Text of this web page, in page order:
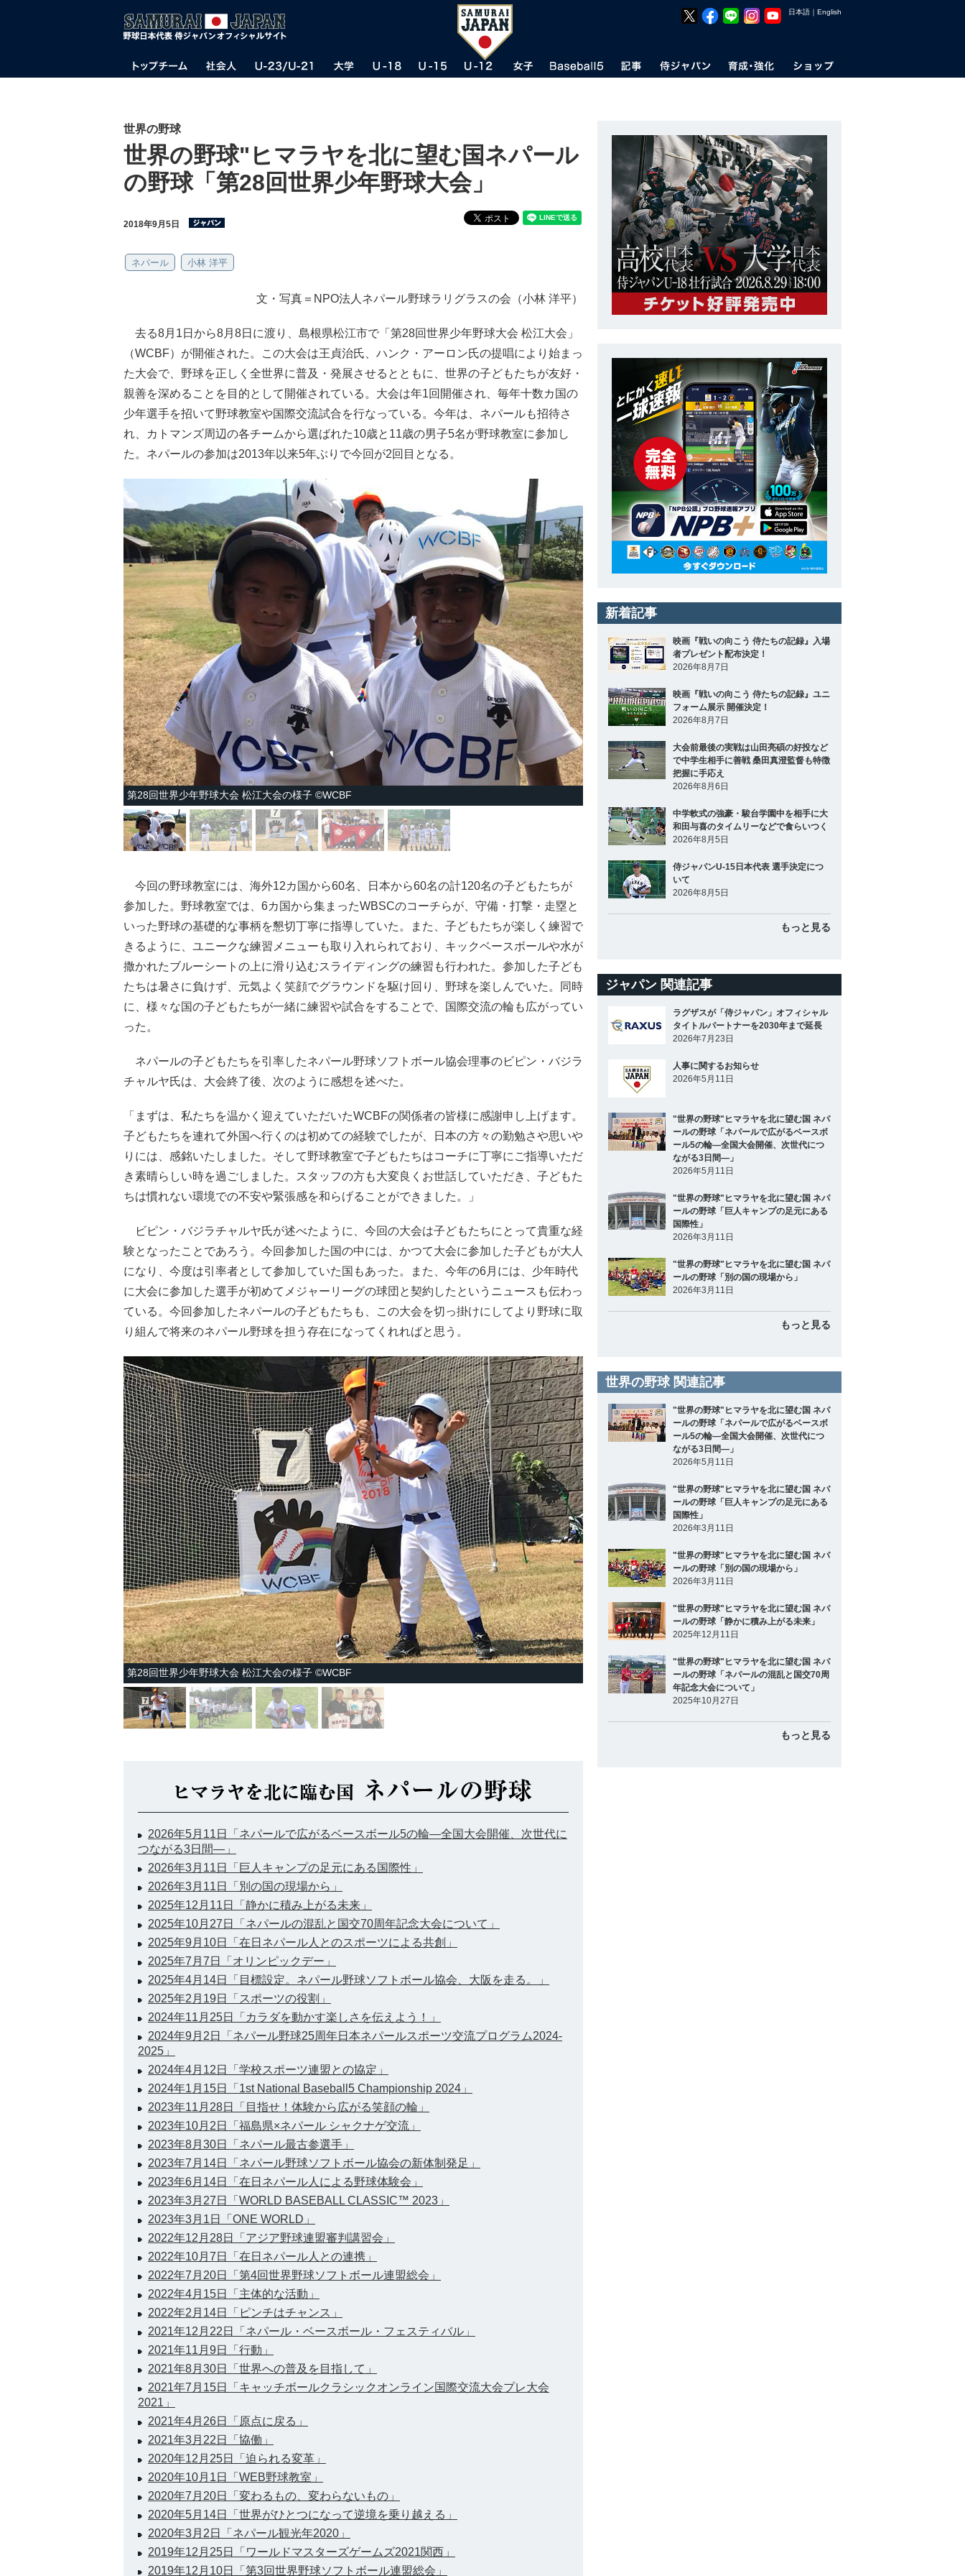
日本語 ｜ English
世界の野球
世界の野球"ヒマラヤを北に望む国ネパール
の野球「第28回世界少年野球大会」
2018年9月5日
ネパール 小林 洋平
文・写真＝NPO法人ネパール野球ラリグラスの会（小林 洋平）
去る8月1日から8月8日に渡り、島根県松江市で「第28回世界少年野球大会 松江大会」
（WCBF）が開催された。この大会は王貞治氏、ハンク・アーロン氏の提唱により始まっ
た大会で、野球を正しく全世界に普及・発展させるとともに、世界の子どもたちが友好・
親善を深めることを目的として開催されている。大会は年1回開催され、毎年十数カ国の
少年選手を招いて野球教室や国際交流試合を行なっている。今年は、ネパールも招待さ
れ、カトマンズ周辺の各チームから選ばれた10歳と11歳の男子5名が野球教室に参加し
た。ネパールの参加は2013年以来5年ぶりで今回が2回目となる。
第28回世界少年野球大会 松江大会の様子 ©WCBF
今回の野球教室には、海外12カ国から60名、日本から60名の計120名の子どもたちが
参加した。野球教室では、6カ国から集まったWBSCのコーチらが、守備・打撃・走塁と
いった野球の基礎的な事柄を懇切丁寧に指導していた。また、子どもたちが楽しく練習で
きるように、ユニークな練習メニューも取り入れられており、キックベースボールや水が
撒かれたブルーシートの上に滑り込むスライディングの練習も行われた。参加した子ども
たちは暑さに負けず、元気よく笑顔でグラウンドを駆け回り、野球を楽しんでいた。同時
に、様々な国の子どもたちが一緒に練習や試合をすることで、国際交流の輪も広がってい
った。
ネパールの子どもたちを引率したネパール野球ソフトボール協会理事のビピン・バジラ
チャルヤ氏は、大会終了後、次のように感想を述べた。
「まずは、私たちを温かく迎えていただいたWCBFの関係者の皆様に感謝申し上げます。
子どもたちを連れて外国へ行くのは初めての経験でしたが、日本の方々の勤勉さや思いや
りには、感銘いたしました。そして野球教室で子どもたちはコーチに丁寧にご指導いただ
き素晴らしい時を過ごしました。スタッフの方も大変良くお世話していただき、子どもた
ちは慣れない環境での不安や緊張感を和らげることができました。」
ビピン・バジラチャルヤ氏が述べたように、今回の大会は子どもたちにとって貴重な経
験となったことであろう。今回参加した国の中には、かつて大会に参加した子どもが大人
になり、今度は引率者として参加していた国もあった。また、今年の6月には、少年時代
に大会に参加した選手が初めてメジャーリーグの球団と契約したというニュースも伝わっ
ている。今回参加したネパールの子どもたちも、この大会を切っ掛けにしてより野球に取
り組んで将来のネパール野球を担う存在になってくれればと思う。
第28回世界少年野球大会 松江大会の様子 ©WCBF
2026年5月11日「ネパールで広がるベースボール5の輪―全国大会開催、次世代に
つながる3日間―」
2026年3月11日「巨人キャンプの足元にある国際性」
2026年3月11日「別の国の現場から」
2025年12月11日「静かに積み上がる未来」
2025年10月27日「ネパールの混乱と国交70周年記念大会について」
2025年9月10日「在日ネパール人とのスポーツによる共創」
2025年7月7日「オリンピックデー」
2025年4月14日「目標設定。ネパール野球ソフトボール協会、大阪を走る。」
2025年2月19日「スポーツの役割」
2024年11月25日「カラダを動かす楽しさを伝えよう！」
2024年9月2日「ネパール野球25周年日本ネパールスポーツ交流プログラム2024-
2025」
2024年4月12日「学校スポーツ連盟との協定」
2024年1月15日「1st National Baseball5 Championship 2024」
2023年11月28日「目指せ！体験から広がる笑顔の輪」
2023年10月2日「福島県×ネパール シャクナゲ交流」
2023年8月30日「ネパール最古参選手」
2023年7月14日「ネパール野球ソフトボール協会の新体制発足」
2023年6月14日「在日ネパール人による野球体験会」
2023年3月27日「WORLD BASEBALL CLASSIC™ 2023」
2023年3月1日「ONE WORLD」
2022年12月28日「アジア野球連盟審判講習会」
2022年10月7日「在日ネパール人との連携」
2022年7月20日「第4回世界野球ソフトボール連盟総会」
2022年4月15日「主体的な活動」
2022年2月14日「ピンチはチャンス」
2021年12月22日「ネパール・ベースボール・フェスティバル」
2021年11月9日「行動」
2021年8月30日「世界への普及を目指して」
2021年7月15日「キャッチボールクラシックオンライン国際交流大会プレ大会
2021」
2021年4月26日「原点に戻る」
2021年3月22日「協働」
2020年12月25日「迫られる変革」
2020年10月1日「WEB野球教室」
2020年7月20日「変わるもの、変わらないもの」
2020年5月14日「世界がひとつになって逆境を乗り越える」
2020年3月2日「ネパール観光年2020」
2019年12月25日「ワールドマスターズゲームズ2021関西」
2019年12月10日「第3回世界野球ソフトボール連盟総会」
新着記事
映画『戦いの向こう 侍たちの記録』入場
者プレゼント配布決定！
2026年8月7日
映画『戦いの向こう 侍たちの記録』ユニ
フォーム展示 開催決定！
2026年8月7日
大会前最後の実戦は山田亮碩の好投など
で中学生相手に善戦 桑田真澄監督も特徴
把握に手応え
2026年8月6日
中学軟式の強豪・駿台学園中を相手に大
和田与喜のタイムリーなどで食らいつく
2026年8月5日
侍ジャパンU-15日本代表 選手決定につ
いて
2026年8月5日
もっと見る
ジャパン 関連記事
ラグザスが「侍ジャパン」オフィシャル
タイトルパートナーを2030年まで延長
2026年7月23日
人事に関するお知らせ
2026年5月11日
"世界の野球"ヒマラヤを北に望む国 ネパ
ールの野球「ネパールで広がるベースボ
ール5の輪―全国大会開催、次世代につ
ながる3日間―」
2026年5月11日
"世界の野球"ヒマラヤを北に望む国 ネパ
ールの野球「巨人キャンプの足元にある
国際性」
2026年3月11日
"世界の野球"ヒマラヤを北に望む国 ネパ
ールの野球「別の国の現場から」
2026年3月11日
もっと見る
世界の野球 関連記事
"世界の野球"ヒマラヤを北に望む国 ネパ
ールの野球「ネパールで広がるベースボ
ール5の輪―全国大会開催、次世代につ
ながる3日間―」
2026年5月11日
"世界の野球"ヒマラヤを北に望む国 ネパ
ールの野球「巨人キャンプの足元にある
国際性」
2026年3月11日
"世界の野球"ヒマラヤを北に望む国 ネパ
ールの野球「別の国の現場から」
2026年3月11日
"世界の野球"ヒマラヤを北に望む国 ネパ
ールの野球「静かに積み上がる未来」
2025年12月11日
"世界の野球"ヒマラヤを北に望む国 ネパ
ールの野球「ネパールの混乱と国交70周
年記念大会について」
2025年10月27日
もっと見る